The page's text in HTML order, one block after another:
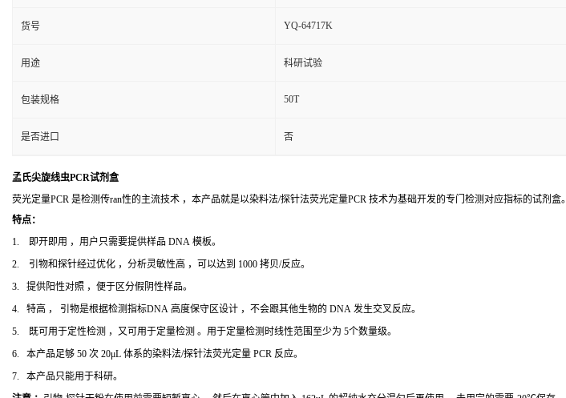
货号 YQ-64717K
用途 科研试验
包装规格 50T
是否进口 否
孟氏尖旋线虫PCR试剂盒
荧光定量PCR 是检测传ran性的主流技术 ，本产品就是以染料法/探针法荧光定量PCR 技术为基础开发的专门检测对应指标的试剂盒。
特点：
1. 即开即用 ，用户只需要提供样品 DNA 模板。
2. 引物和探针经过优化 ，分析灵敏性高 ，可以达到 1000 拷贝/反应。
3. 提供阳性对照 ，便于区分假阴性样品。
4. 特高 ， 引物是根据检测指标DNA 高度保守区设计 ，不会跟其他生物的 DNA 发生交叉反应。
5. 既可用于定性检测 ，又可用于定量检测 。用于定量检测时线性范围至少为 5个数量级。
6. 本产品足够 50 次 20μL 体系的染料法/探针法荧光定量 PCR 反应。
7. 本产品只能用于科研。